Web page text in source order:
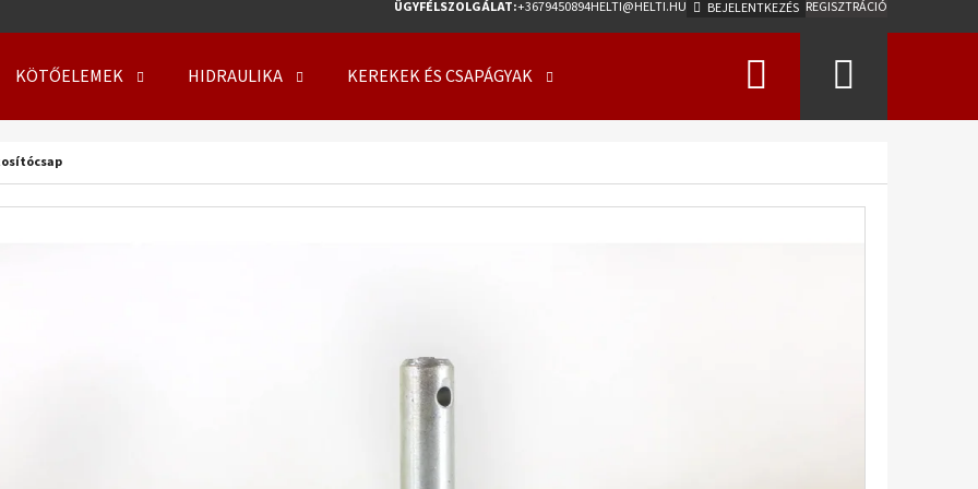
ÜGYFÉLSZOLGÁLAT:+3679450894HELTI@HELTI.HU BEJELENTKEZÉS REGISZTRÁCIÓ
KÖTŐELEMEK HIDRAULIKA KEREKEK ÉS CSAPÁGYAK Keresés
KERÉK SZERELVE 500/50 - 17 18PR, TL, AW-
708 + 8X21.3/220/275 A2 ET0
254 000 Ft